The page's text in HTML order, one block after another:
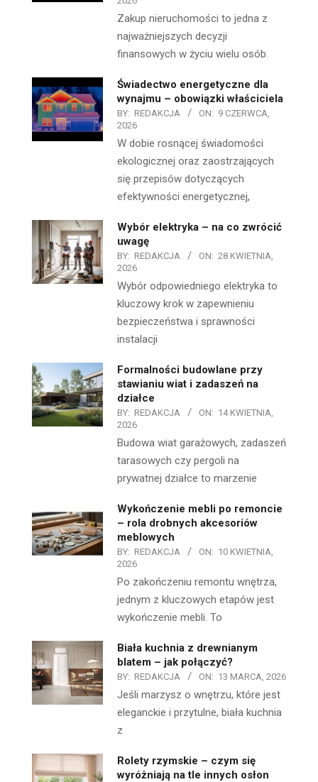
Zakup nieruchomości to jedna z
najważniejszych decyzji
finansowych w życiu wielu osób.
Świadectwo energetyczne dla
wynajmu – obowiązki właściciela
BY: REDAKCJA ON: 9 CZERWCA,
2026
W dobie rosnącej świadomości
ekologicznej oraz zaostrzających
się przepisów dotyczących
efektywności energetycznej,
Wybór elektryka – na co zwrócić
uwagę
BY: REDAKCJA ON: 28 KWIETNIA,
2026
Wybór odpowiedniego elektryka to
kluczowy krok w zapewnieniu
bezpieczeństwa i sprawności
instalacji
Formalności budowlane przy
stawianiu wiat i zadaszeń na
działce
BY: REDAKCJA ON: 14 KWIETNIA,
2026
Budowa wiat garażowych, zadaszeń
tarasowych czy pergoli na
prywatnej działce to marzenie
Wykończenie mebli po remoncie
– rola drobnych akcesoriów
meblowych
BY: REDAKCJA ON: 10 KWIETNIA,
2026
Po zakończeniu remontu wnętrza,
jednym z kluczowych etapów jest
wykończenie mebli. To
Biała kuchnia z drewnianym
blatem – jak połączyć?
BY: REDAKCJA ON: 13 MARCA, 2026
Jeśli marzysz o wnętrzu, które jest
eleganckie i przytulne, biała kuchnia
z
Rolety rzymskie – czym się
wyróżniają na tle innych osłon